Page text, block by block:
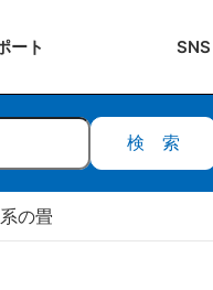
ート SNS
検索
の畳